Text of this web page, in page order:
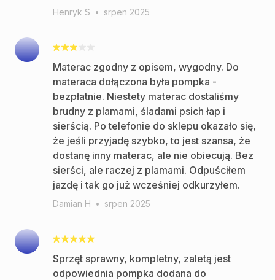
Henryk S • srpen 2025
Materac zgodny z opisem, wygodny. Do
materaca dołączona była pompka -
bezpłatnie. Niestety materac dostaliśmy
brudny z plamami, śladami psich łap i
sierścią. Po telefonie do sklepu okazało się,
że jeśli przyjadę szybko, to jest szansa, że
dostanę inny materac, ale nie obiecują. Bez
sierści, ale raczej z plamami. Odpuściłem
jazdę i tak go już wcześniej odkurzyłem.
Damian H • srpen 2025
Sprzęt sprawny, kompletny, zaletą jest
odpowiednia pompka dodana do